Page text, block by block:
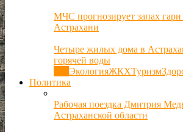
МЧС прогнозирует запах
Астрахани
Четыре жилых дома в
горячей воды
ЭкологияЖКХТуризм
Политика
Рабочая поездка Дмитрия
Астраханской области